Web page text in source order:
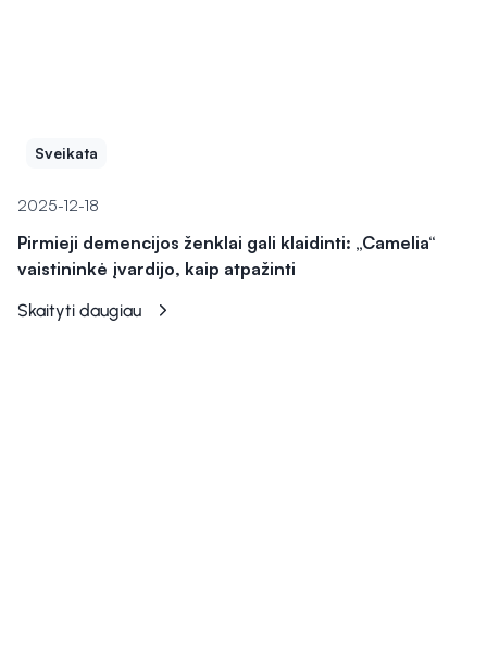
Sveikata
2025-12-18
Pirmieji demencijos ženklai gali klaidinti: „Camelia“
vaistininkė įvardijo, kaip atpažinti
Skaityti daugiau